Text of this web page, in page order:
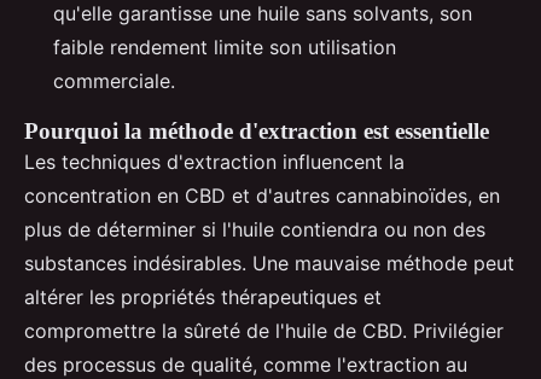
qu'elle garantisse une huile sans solvants, son
faible rendement limite son utilisation
commerciale.
Pourquoi la méthode d'extraction est essentielle
Les techniques d'extraction influencent la
concentration en CBD et d'autres cannabinoïdes, en
plus de déterminer si l'huile contiendra ou non des
substances indésirables. Une mauvaise méthode peut
altérer les propriétés thérapeutiques et
compromettre la sûreté de l'huile de CBD. Privilégier
des processus de qualité, comme l'extraction au